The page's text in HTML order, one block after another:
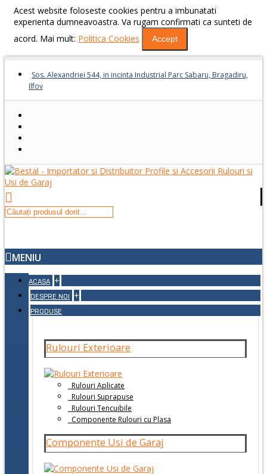
Acest website foloseste cookies pentru a imbunatati
experienta dumneavoastra. Va rugam confirmati ca sunteti de
acord. Mai mult: Politica Cookies Accept
Sos. Alexandriei 544, in incinta Industrial Parc Sabaru, Bragadiru,
Ilfov
MENIU
ACASA +
DESPRE NOI +
PRODUSE
Rulouri Exterioare
Rulouri Aplicate
Rulouri Suprapuse
Rulouri Tencuibile
Componente Rulouri cu Plasa
Componente Usi de Garaj